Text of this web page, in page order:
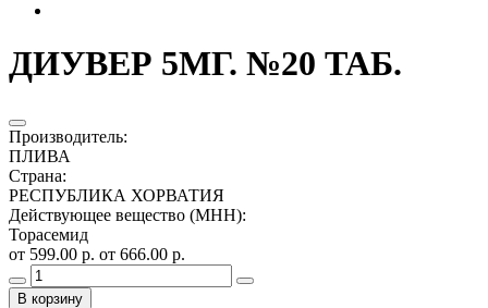
ДИУВЕР 5МГ. №20 ТАБ.
Производитель:
ПЛИВА
Страна:
РЕСПУБЛИКА ХОРВАТИЯ
Действующее вещество (МНН):
Торасемид
от 599.00 р. от 666.00 р.
В корзину